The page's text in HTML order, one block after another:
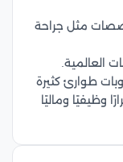
مثل جراحة
العالمية.
طوارئ كثيرة
وظيفيًا وماليًا